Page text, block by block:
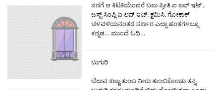
ನನಗೆ ಆ ಕಿಟಕಿಯೆಂದರೆ ಬಲು ಪ್ರೀತಿ.ಐ ಲವ್ ಇಟ್ ,
ಜಸ್ಟ್ ಸಿಂಪ್ಲಿ ಐ ಲವ್ ಇಟ್. ಕ್ಷಮಿಸಿ, ಗೋಕಾಕ್
ಚಳವಳಿಯನಂತರ ಸರ್ಕಾರ ಎಲ್ಲಾ ಹಂತಗಳಲ್ಲೂ
ಕನ್ನಡ…ಮುಂದೆ ಓದಿ…
ಬುಗುರಿ
ಚೆಲುವ ಕಣ್ಣು ತುಂಬ ನೀರು ತುಂಬಿಕೊಂಡು ತನ್ನ